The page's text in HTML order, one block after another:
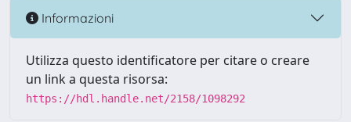
Informazioni
Utilizza questo identificatore per citare o creare
un link a questa risorsa:
https://hdl.handle.net/2158/1098292